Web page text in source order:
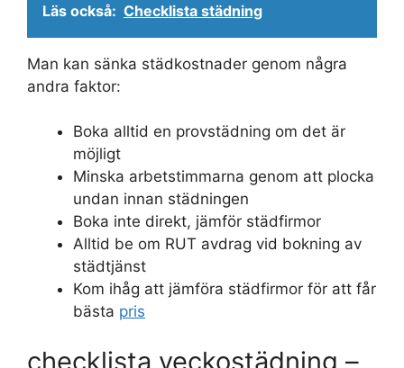
Läs också: Checklista städning
Man kan sänka städkostnader genom några
andra faktor:
Boka alltid en provstädning om det är
möjligt
Minska arbetstimmarna genom att plocka
undan innan städningen
Boka inte direkt, jämför städfirmor
Alltid be om RUT avdrag vid bokning av
städtjänst
Kom ihåg att jämföra städfirmor för att får
bästa pris
checklista veckostädning –